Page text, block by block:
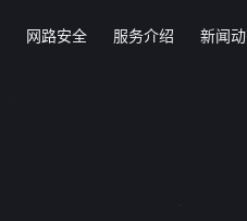
网路安全 服务介绍 新闻